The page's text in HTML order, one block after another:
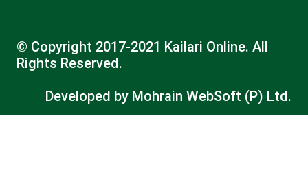
© Copyright 2017-2021 Kailari Online. All
Rights Reserved.
Developed by Mohrain WebSoft (P) Ltd.